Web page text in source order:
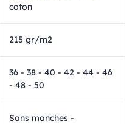
coton
215 gr/m2
36 - 38 - 40 - 42 - 44 - 46
- 48 - 50
Sans manches -